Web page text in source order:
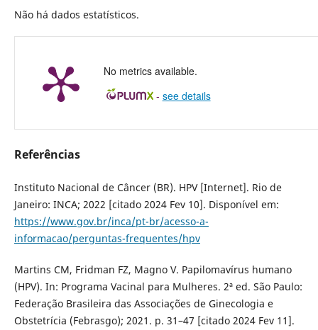
Não há dados estatísticos.
No metrics available.
- see details
Referências
Instituto Nacional de Câncer (BR). HPV [Internet]. Rio de
Janeiro: INCA; 2022 [citado 2024 Fev 10]. Disponível em:
https://www.gov.br/inca/pt-br/acesso-a-
informacao/perguntas-frequentes/hpv
Martins CM, Fridman FZ, Magno V. Papilomavírus humano
(HPV). In: Programa Vacinal para Mulheres. 2ª ed. São Paulo:
Federação Brasileira das Associações de Ginecologia e
Obstetrícia (Febrasgo); 2021. p. 31–47 [citado 2024 Fev 11].